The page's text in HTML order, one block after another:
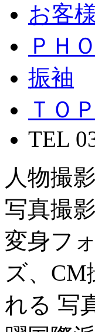
お客
ＰＨ
振袖
ＴＯＰ
TEL
人物撮
写真撮
変身フ
ズ、
れる 写